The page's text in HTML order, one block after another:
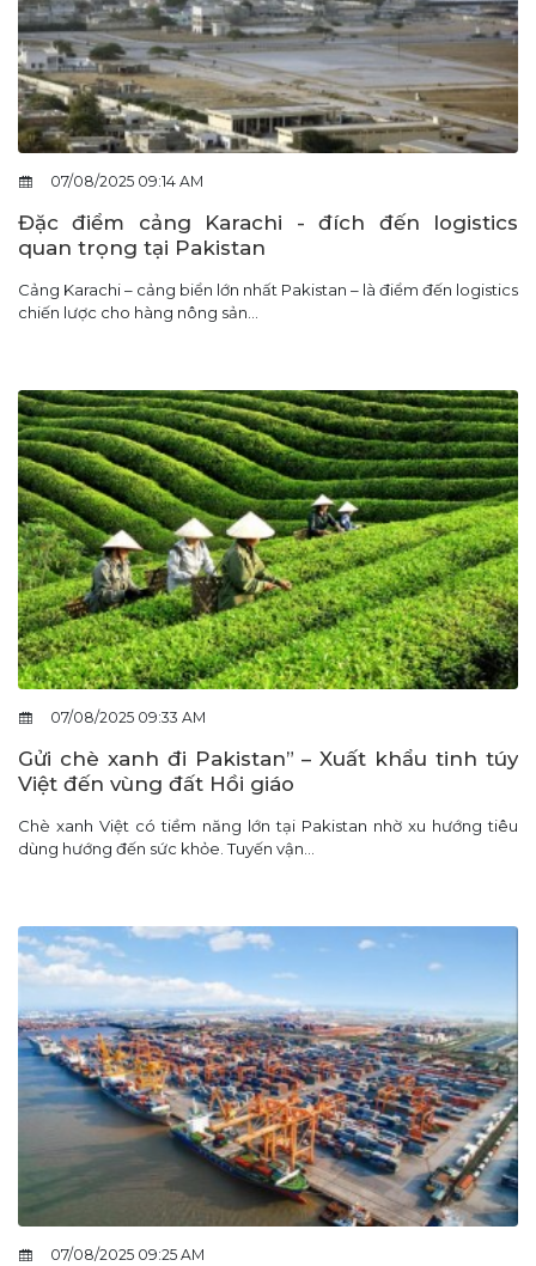
07/08/2025 09:14 AM
Đặc điểm cảng Karachi - đích đến logistics
quan trọng tại Pakistan
Cảng Karachi – cảng biển lớn nhất Pakistan – là điểm đến logistics
chiến lược cho hàng nông sản...
07/08/2025 09:33 AM
Gửi chè xanh đi Pakistan” – Xuất khẩu tinh túy
Việt đến vùng đất Hồi giáo
Chè xanh Việt có tiềm năng lớn tại Pakistan nhờ xu hướng tiêu
dùng hướng đến sức khỏe. Tuyến vận...
07/08/2025 09:25 AM